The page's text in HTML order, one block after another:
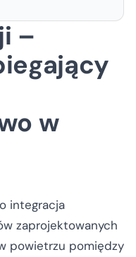
–
w
integracja
zaprojektowanych
powietrzu pomiędzy